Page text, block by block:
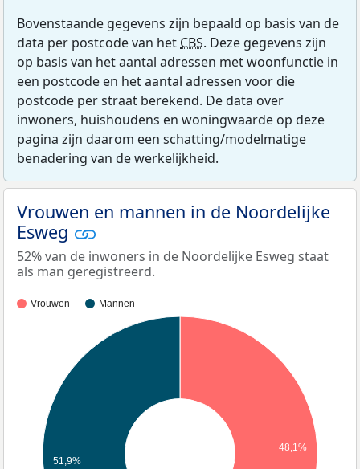
Bovenstaande gegevens zijn bepaald op basis van de
data per postcode van het CBS. Deze gegevens zijn
op basis van het aantal adressen met woonfunctie in
een postcode en het aantal adressen voor die
postcode per straat berekend. De data over
inwoners, huishoudens en woningwaarde op deze
pagina zijn daarom een schatting/modelmatige
benadering van de werkelijkheid.
Vrouwen en mannen in de Noordelijke
Esweg
52% van de inwoners in de Noordelijke Esweg staat
als man geregistreerd.
Vrouwen Mannen
48,1%
51,9%